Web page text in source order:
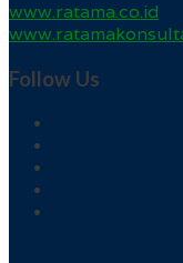
www.ratama.co.id
Follow Us